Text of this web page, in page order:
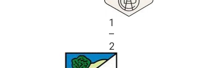
1
—
2